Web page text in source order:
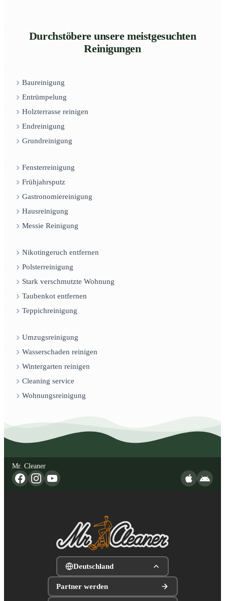
Durchstöbere unsere meistgesuchten
Reinigungen
Baureinigung
Entrümpelung
Holzterrasse reinigen
Endreinigung
Grundreinigung
Fensterreinigung
Frühjahrsputz
Gastronomiereinigung
Hausreinigung
Messie Reinigung
Nikotingeruch entfernen
Polsterreinigung
Stark verschmutzte Wohnung
Taubenkot entfernen
Teppichreinigung
Umzugsreinigung
Wasserschaden reinigen
Wintergarten reinigen
Cleaning service
Wohnungsreinigung
Mr. Cleaner
Deutschland
Partner werden